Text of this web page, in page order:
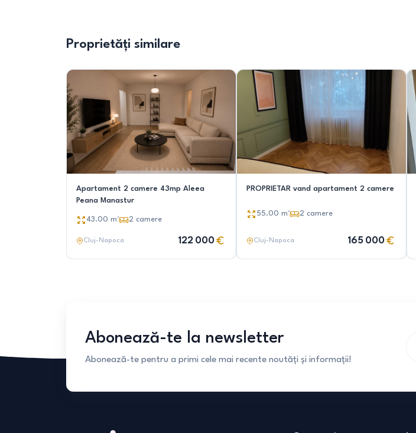
Proprietăți similare
Apartament 2 camere 43mp Aleea
Peana Manastur
43.00 m² 2 camere
Cluj-Napoca 122 000
PROPRIETAR vand apartament 2 camere
55.00 m² 2 camere
Cluj-Napoca 165 000
Abonează-te la newsletter
Abonează-te pentru a primi cele mai recente noutăți și informații!